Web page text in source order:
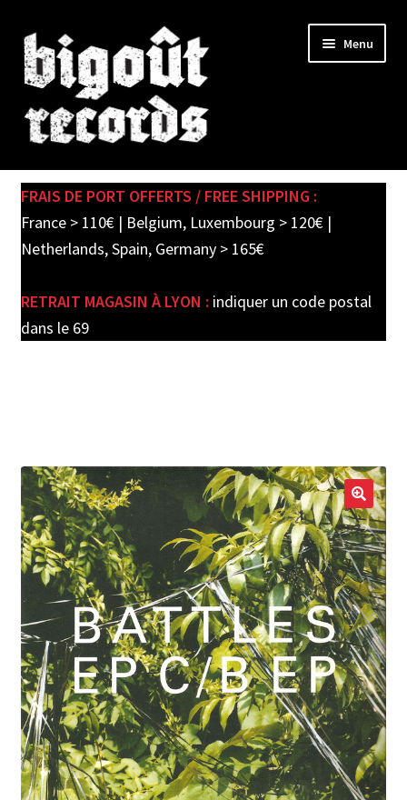
Skip
to
navigation
Skip
to
content
Menu
SHOP
child
PRE-ORDERS
FRAIS DE PORT OFFERTS / FREE SHIPPING :
France > 110€ | Belgium, Luxembourg > 120€ |
Netherlands, Spain, Germany > 165€
RETRAIT MAGASIN À LYON : indiquer un code postal
dans le 69